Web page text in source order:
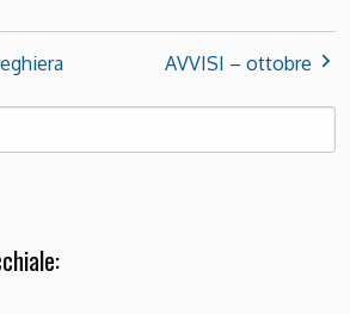
AVVISI – ottobre